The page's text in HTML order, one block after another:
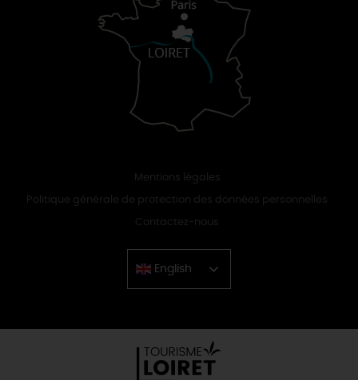
Mentions légales
Politique générale de protection des données personnelles
Contactez-nous
English
Chinese